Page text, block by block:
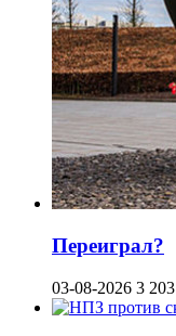
Переиграл?
03-08-2026 3 203